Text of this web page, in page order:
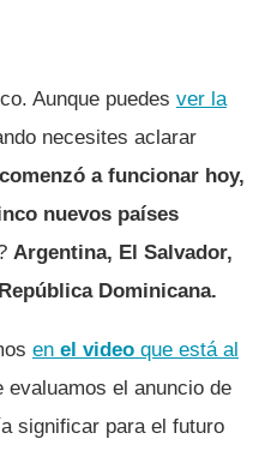
Aunque puedes ver la
necesites aclarar
comenzó a funcionar hoy,
nuevos países
Argentina, El Salvador,
Dominicana.
en el video que está al
evaluamos el anuncio de
significar para el futuro